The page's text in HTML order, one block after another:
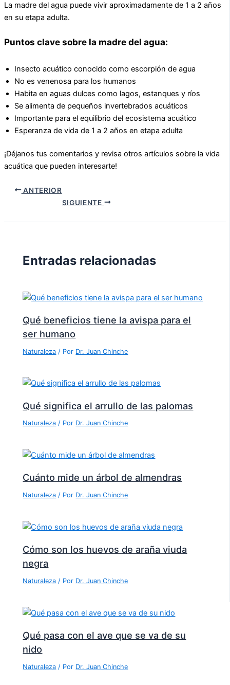
La madre del agua puede vivir aproximadamente de 1 a 2 años
en su etapa adulta.
Puntos clave sobre la madre del agua:
Insecto acuático conocido como escorpión de agua
No es venenosa para los humanos
Habita en aguas dulces como lagos, estanques y ríos
Se alimenta de pequeños invertebrados acuáticos
Importante para el equilibrio del ecosistema acuático
Esperanza de vida de 1 a 2 años en etapa adulta
¡Déjanos tus comentarios y revisa otros artículos sobre la vida
acuática que pueden interesarte!
ANTERIOR
SIGUIENTE
Entradas relacionadas
Qué beneficios tiene la avispa para el
ser humano
Naturaleza / Por Dr. Juan Chinche
Qué significa el arrullo de las palomas
Naturaleza / Por Dr. Juan Chinche
Cuánto mide un árbol de almendras
Naturaleza / Por Dr. Juan Chinche
Cómo son los huevos de araña viuda
negra
Naturaleza / Por Dr. Juan Chinche
Qué pasa con el ave que se va de su
nido
Naturaleza / Por Dr. Juan Chinche